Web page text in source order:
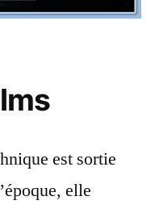
est sortie
elle